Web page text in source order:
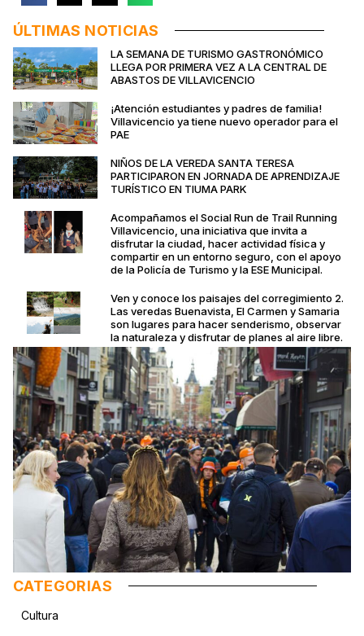
ÚLTIMAS NOTICIAS
LA SEMANA DE TURISMO GASTRONÓMICO
LLEGA POR PRIMERA VEZ A LA CENTRAL DE
ABASTOS DE VILLAVICENCIO
¡Atención estudiantes y padres de familia!
Villavicencio ya tiene nuevo operador para el
PAE
NIÑOS DE LA VEREDA SANTA TERESA
PARTICIPARON EN JORNADA DE APRENDIZAJE
TURÍSTICO EN TIUMA PARK
Acompañamos el Social Run de Trail Running
Villavicencio, una iniciativa que invita a
disfrutar la ciudad, hacer actividad física y
compartir en un entorno seguro, con el apoyo
de la Policía de Turismo y la ESE Municipal.
Ven y conoce los paisajes del corregimiento 2.
Las veredas Buenavista, El Carmen y Samaria
son lugares para hacer senderismo, observar
la naturaleza y disfrutar de planes al aire libre.
CATEGORIAS
Cultura